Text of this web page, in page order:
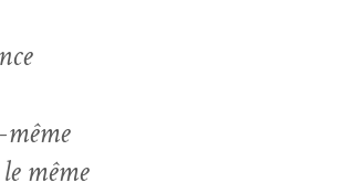
même